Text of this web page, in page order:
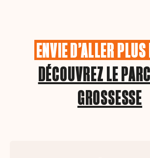
ENVIE D’ALLER
DÉCOUVREZ LE
GROSSESSE